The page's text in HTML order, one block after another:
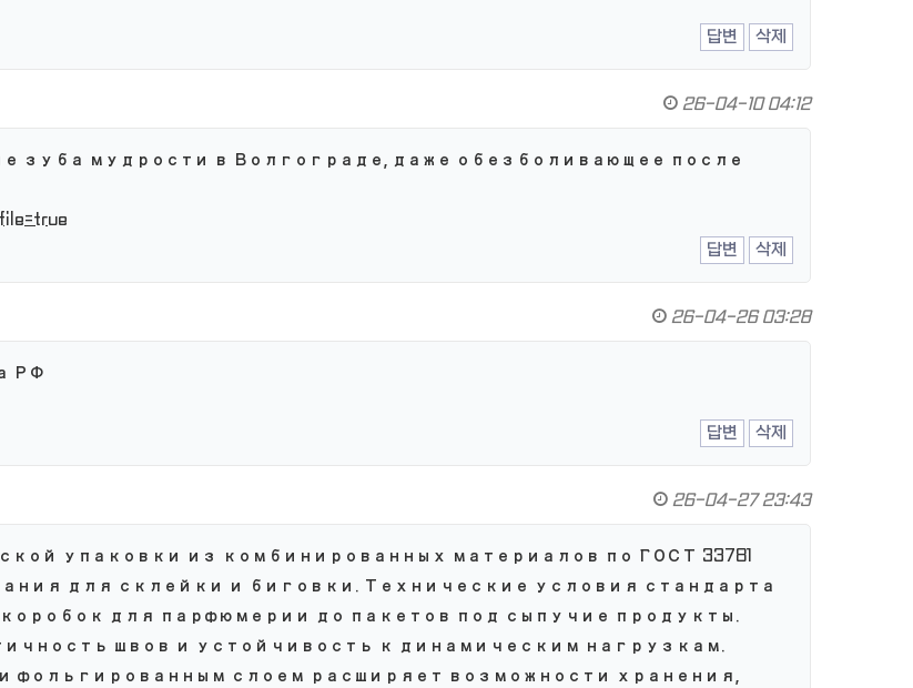
답변
삭제
26-04-10 04:12
зуба мудрости в Волгограде, даже обезболивающее после
답변
삭제
26-04-26 03:28
РФ
답변
삭제
26-04-27 23:43
упаковки из комбинированных материалов по ГОСТ 33781
для склейки и биговки. Технические условия стандарта
для парфюмерии до пакетов под сыпучие продукты.
швов и устойчивость к динамическим нагрузкам.
фольгированным слоем расширяет возможности хранения,